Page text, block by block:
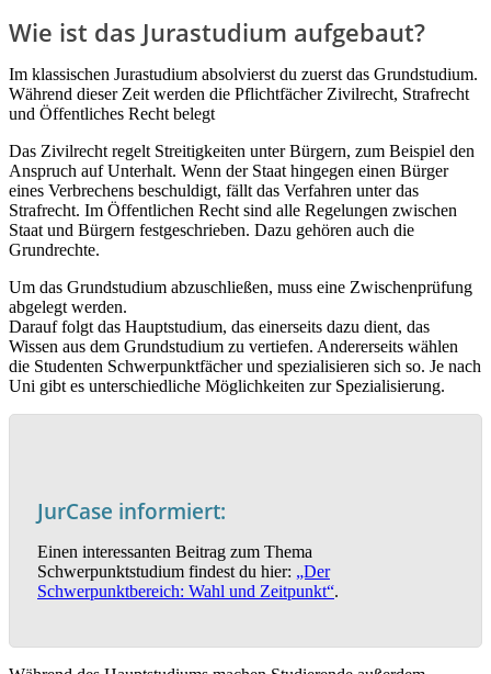
Wie ist das Jurastudium aufgebaut?
Im klassischen Jurastudium absolvierst du zuerst das Grundstudium.
Während dieser Zeit werden die Pflichtfächer Zivilrecht, Strafrecht
und Öffentliches Recht belegt
Das Zivilrecht regelt Streitigkeiten unter Bürgern, zum Beispiel den
Anspruch auf Unterhalt. Wenn der Staat hingegen einen Bürger
eines Verbrechens beschuldigt, fällt das Verfahren unter das
Strafrecht. Im Öffentlichen Recht sind alle Regelungen zwischen
Staat und Bürgern festgeschrieben. Dazu gehören auch die
Grundrechte.
Um das Grundstudium abzuschließen, muss eine Zwischenprüfung
abgelegt werden.
Darauf folgt das Hauptstudium, das einerseits dazu dient, das
Wissen aus dem Grundstudium zu vertiefen. Andererseits wählen
die Studenten Schwerpunktfächer und spezialisieren sich so. Je nach
Uni gibt es unterschiedliche Möglichkeiten zur Spezialisierung.
JurCase informiert:
Einen interessanten Beitrag zum Thema
Schwerpunktstudium findest du hier: „Der
Schwerpunktbereich: Wahl und Zeitpunkt“.